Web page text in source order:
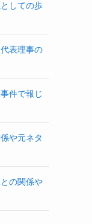
しての歩
表理事の
件で報じ
や元ネタ
の関係や